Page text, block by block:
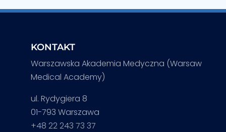
KONTAKT
Warszawska Akademia Medyczna (Warsaw
Medical Academy)
ul. Rydygiera 8
01-793 Warszawa
+48 22 243 73 37